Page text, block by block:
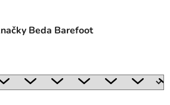
Beda Barefoot